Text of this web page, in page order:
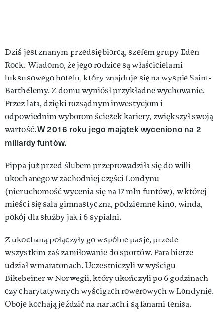
Dziś jest znanym przedsiębiorcą, szefem grupy Eden
Rock. Wiadomo, że jego rodzice są właścicielami
luksusowego hotelu, który znajduje się na wyspie Saint-
Barthélemy. Z domu wyniósł przykładne wychowanie.
Przez lata, dzięki rozsądnym inwestycjom i
odpowiednim wyborom ścieżek kariery, zwiększył swoją
wartość.W 2016 roku jego majątek wyceniono na 2
miliardy funtów.
Pippa już przed ślubem przeprowadziła się do willi
ukochanego w zachodniej części Londynu
(nieruchomość wycenia się na 17 mln funtów), w której
mieści się sala gimnastyczna, podziemne kino, winda,
pokój dla służby jak i 6 sypialni.
Z ukochaną połączyły go wspólne pasje, przede
wszystkim zaś zamiłowanie do sportów. Para bierze
udział w maratonach. Uczestniczyli w wyścigu
Bikebeiner w Norwegii, który ukończyli po 6 godzinach
czy charytatywnych wyścigach rowerowych w Londynie.
Oboje kochają jeździć na nartach i są fanami tenisa.